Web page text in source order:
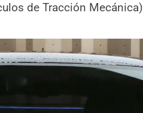
de Tracción Mecánica)